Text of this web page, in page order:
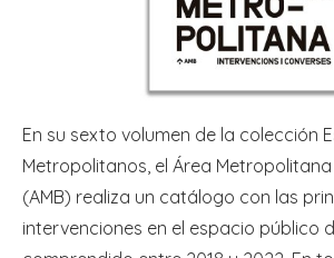
En su sexto volumen de la colección
Metropolitanos, el Área
(AMB) realiza un catálogo con las
intervenciones en el espacio público